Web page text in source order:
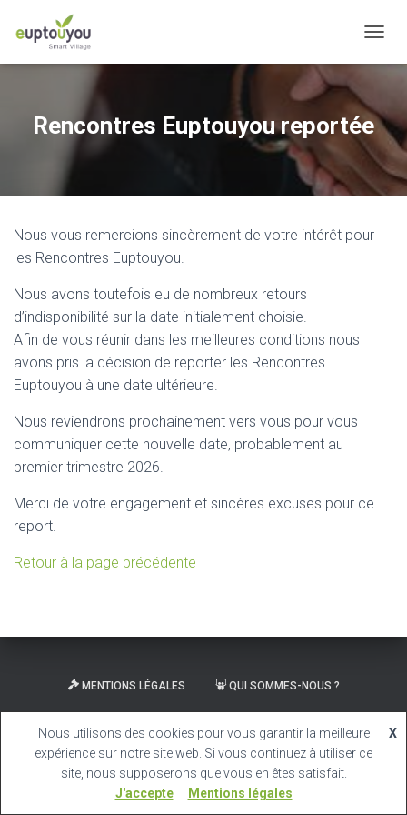
Rencontres Euptouyou reportée
Nous vous remercions sincèrement de votre intérêt pour
les Rencontres Euptouyou.
Nous avons toutefois eu de nombreux retours
d’indisponibilité sur la date initialement choisie.
Afin de vous réunir dans les meilleures conditions nous
avons pris la décision de reporter les Rencontres
Euptouyou à une date ultérieure.
Nous reviendrons prochainement vers vous pour vous
communiquer cette nouvelle date, probablement au
premier trimestre 2026.
Merci de votre engagement et sincères excuses pour ce
report.
Retour à la page précédente
MENTIONS LÉGALES QUI SOMMES-NOUS ?
CARRIÈRE
Hestia | Développé parThemeIsle
Nous utilisons des cookies pour vous garantir la meilleure
expérience sur notre site web. Si vous continuez à utiliser ce
site, nous supposerons que vous en êtes satisfait.
X
J'accepte Mentions légales